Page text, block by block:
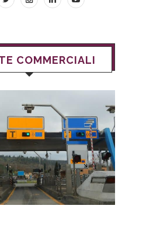
COMMERCIALI